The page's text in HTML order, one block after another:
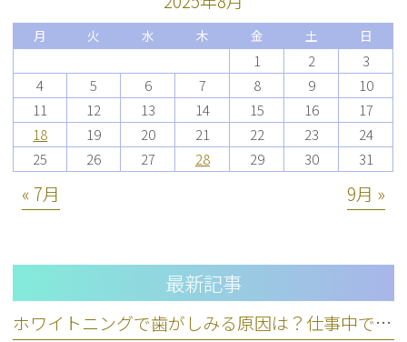
月 火 水 木 金 土 日
1 2
3
4
5 6 7 8 9
10
11
12 13 14 15 16
17
18
19 20 21 22 23
24
25
26 27 28 29 30 31
« 7月 9月 »
最新記事
ホワイトニングで歯がしみる原因は？仕事中できる応急処置と対策